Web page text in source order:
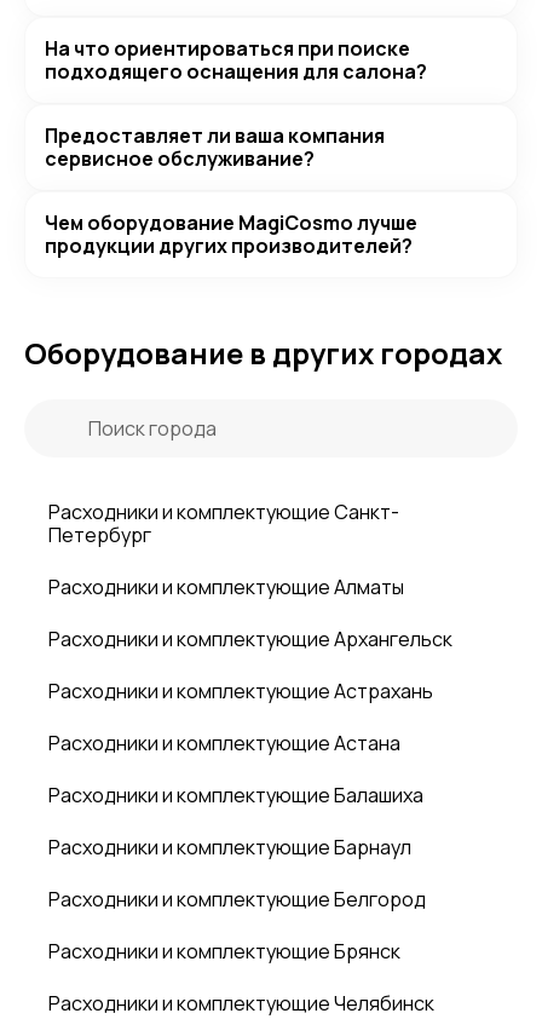
На что ориентироваться при поиске
подходящего оснащения для салона?
Предоставляет ли ваша компания
сервисное обслуживание?
Чем оборудование MagiCosmo лучше
продукции других производителей?
Оборудование в других городах
Расходники и комплектующие Санкт-
Петербург
Расходники и комплектующие Алматы
Расходники и комплектующие Архангельск
Расходники и комплектующие Астрахань
Расходники и комплектующие Астана
Расходники и комплектующие Балашиха
Расходники и комплектующие Барнаул
Расходники и комплектующие Белгород
Расходники и комплектующие Брянск
Расходники и комплектующие Челябинск